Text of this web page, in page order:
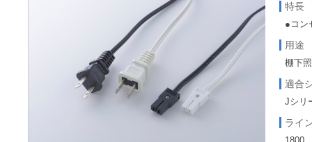
特長
●コン
用途
棚下
適合
Jシリ
ライ